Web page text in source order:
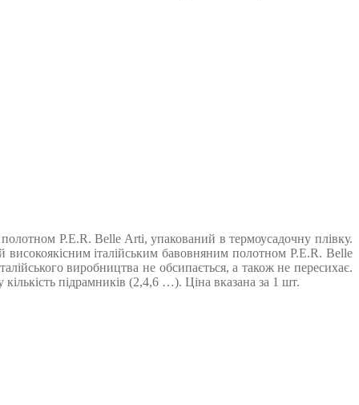
P.E.R. Belle Arti, упакований в термоусадочну плівку.
італійським бавовняним полотном P.E.R. Belle
виробництва не обсипається, а також не пересихає.
підрамників (2,4,6 …). Ціна вказана за 1 шт.